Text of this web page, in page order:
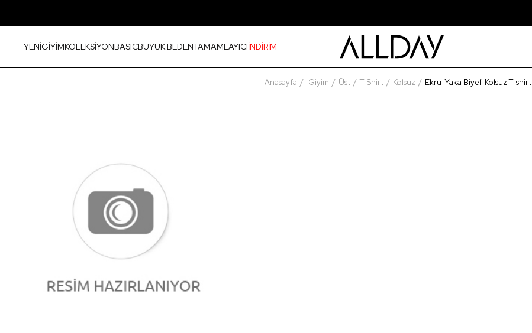
YENİGİYİMKOLEKSİYONBASICBÜYÜK BEDENTAMAMLAYICIİNDİRİM
Anasayfa Giyim Üst T-Shirt Kolsuz Ekru-Yaka Biyeli Kolsuz T-shirt